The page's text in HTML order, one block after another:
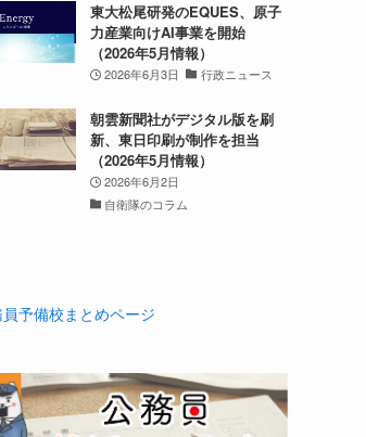
東大松尾研発のEQUES、原子
力産業向けAI事業を開始
（2026年5月情報）
2026年6月3日 行政ニュース
朝雲新聞社がデジタル版を刷
新、東日印刷が制作を担当
（2026年5月情報）
2026年6月2日
自衛隊のコラム
予備校まとめページ